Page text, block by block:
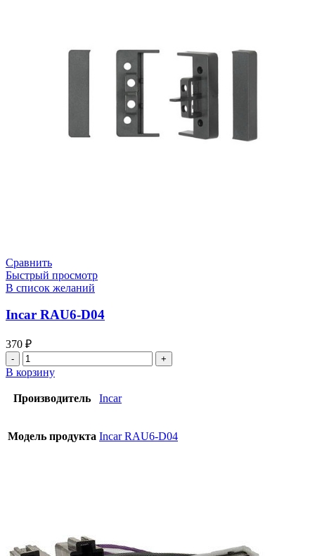
Сравнить
Быстрый просмотр
В список желаний
Incar RAU6-D04
370 ₽
В корзину
Производитель Incar
Модель продукта Incar RAU6-D04